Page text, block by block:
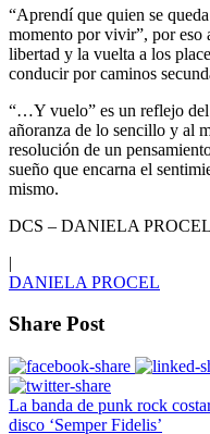
“Aprendí que quien se
momento por vivir”, por eso
libertad y la vuelta a los
conducir por caminos
“…Y vuelo” es un reflejo
añoranza de lo sencillo y al
resolución de un
sueño que encarna el
mismo.
DCS – DANIELA PROCEL
|
DANIELA PROCEL
Share Post
La banda de punk rock
disco ‘Semper Fidelis’